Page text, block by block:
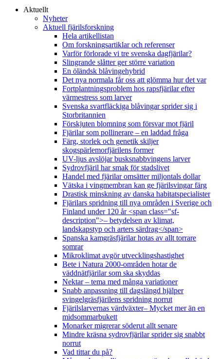
Aktuellt
Nyheter
Aktuell fjärilsforskning
Hela artikellistan
Om forskningsartiklar och referenser
Varför förlorade vi tre svenska dagfjärilar?
Slingrande slåtter ger större variation
En öländsk blåvingehybrid
Det nya normala får oss att glömma hur det var
Fortplantningsproblem hos rapsfjärilar efter
värmestress som larver
Svenska svartfläckiga blåvingar sprider sig i
Storbritannien
Förskjuten blomning som försvar mot fjäril
Fjärilar som pollinerare – en laddad fråga
Färg, storlek och genetik skiljer
skogspärlemorfjärilens former
UV-ljus avslöjar busksnabbvingens larver
Sydrovfjäril har smak för stadslivet
Handel med fjärilar omsätter miljontals dollar
Vätska i vingmembran kan ge fjärilsvingar färg
Drastisk minskning av danska habitatspecialister
Fjärilars spridning till nya områden i Sverige och
Finland under 120 år <span class="sf-
description">– betydelsen av klimat,
landskapstyp och arters särdrag</span>
Spanska kamgräsfjärilar hotas av allt torrare
somrar
Mikroklimat avgör utvecklingshastighet
Bete i Natura 2000-områden hotar de
väddnätfjärilar som ska skyddas
Nektar – tema med många variationer
Snabb anpassning till dagslängd hjälper
svingelgräsfjärilens spridning norrut
Fjärilslarvernas värdväxter– Mycket mer än en
midsommarbukett
Monarker migrerar söderut allt senare
Mindre kräsna sydrovfjärilar sprider sig snabbt
norrut
Vad tittar du på?